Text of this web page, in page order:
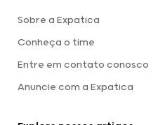
Sobre a Expatica
Conheça o time
Entre em contato conosco
Anuncie com a Expatica